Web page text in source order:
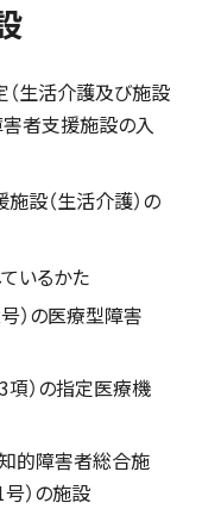
生活介護及び施設
者支援施設の入
設（生活介護）の
いるかた
）の医療型障害
3項）の指定医療機
的障害者総合施
）の施設